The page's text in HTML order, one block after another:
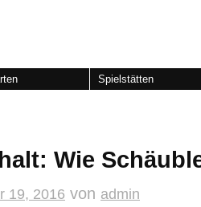
Spielstätten
Wie
19, 2016 von admin